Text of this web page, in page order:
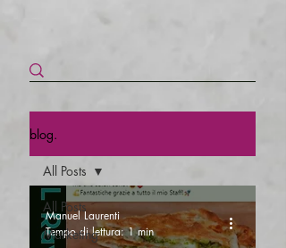
blog.
All Posts
Marketing
All Posts
Manuel Laurenti
Tempo di lettura: 1 min